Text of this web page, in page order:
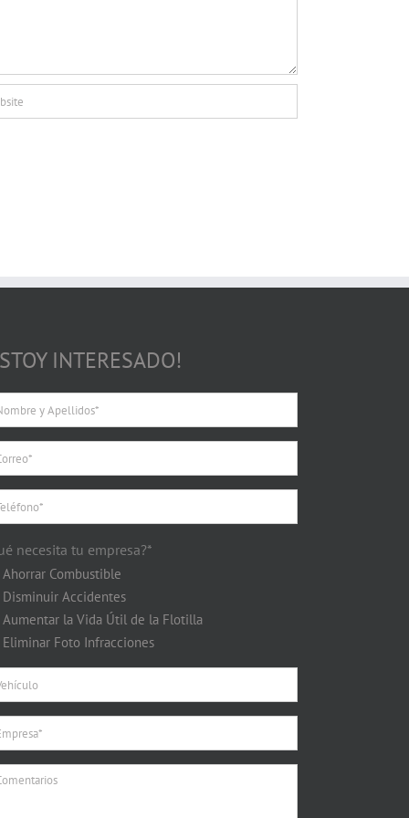
INTERESADO!
necesita tu empresa?*
Ahorrar Combustible
Disminuir Accidentes
Aumentar la Vida Útil de la Flotilla
Eliminar Foto Infracciones